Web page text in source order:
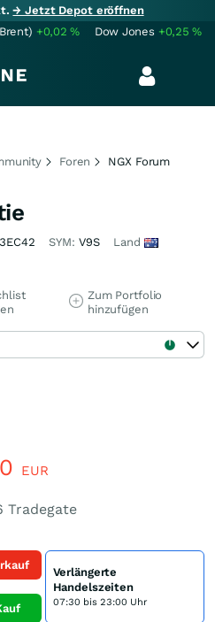
→ Jetzt Depot eröffnen
+0,02% Dow Jones +0,25%
Foren NGX Forum
SYM: V9S Land
Zum Portfolio
hinzufügen
EUR
Tradegate
Verlängerte
Handelszeiten
07:30 bis 23:00 Uhr